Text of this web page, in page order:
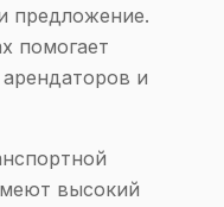
предложение.
помогает
и
высокий